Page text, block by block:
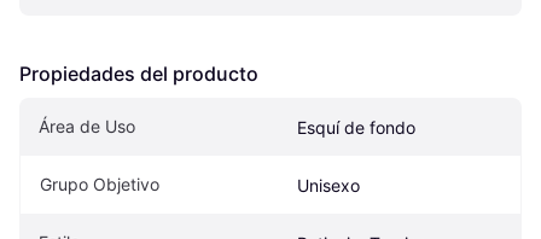
Propiedades del producto
Área de Uso Esquí de fondo
Grupo Objetivo Unisexo